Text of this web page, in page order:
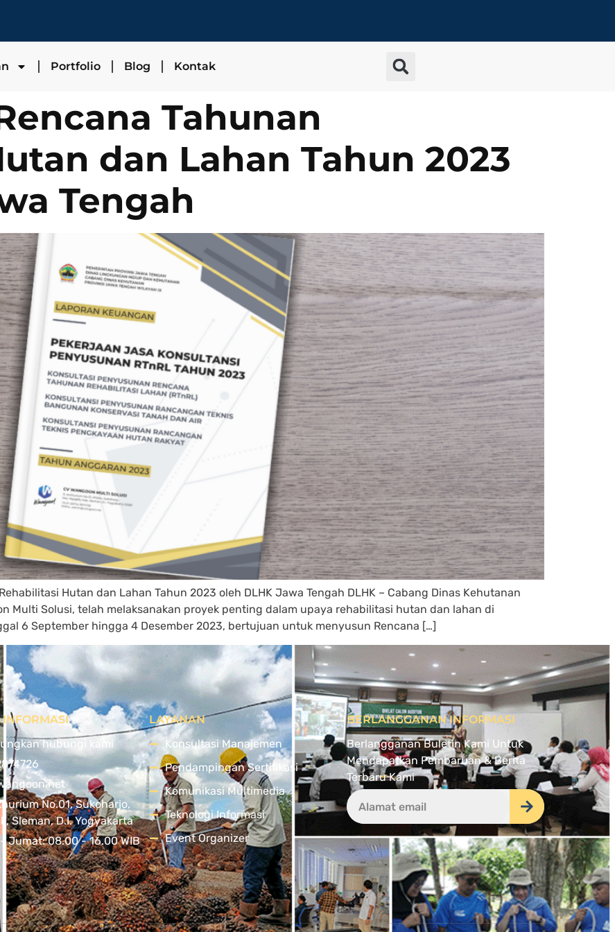
Portfolio Blog Kontak
Tahunan
dan Lahan Tahun 2023
Tengah
Hutan dan Lahan Tahun 2023 oleh DLHK Jawa Tengah DLHK – Cabang Dinas Kehutanan
Multi Solusi, telah melaksanakan proyek penting dalam upaya rehabilitasi hutan dan lahan di
6 September hingga 4 Desember 2023, bertujuan untuk menyusun Rencana […]
hubungi kami
No.01, Sukoharjo,
Sleman, D.I. Yogyakarta
Jumat: 08.00 - 16.00 WIB
LAYANAN
Konsultasi Manajemen
Pendampingan Sertifikasi
Komunikasi Multimedia
Teknologi Informasi
Event Organizer
BERLANGGANAN INFORMASI
Berlangganan Buletin Kami Untuk
Mendapatkan Pembaruan & Berita
Terbaru Kami